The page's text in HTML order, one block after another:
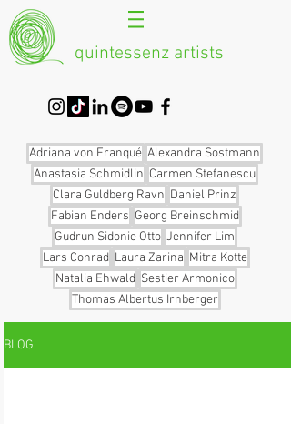
quintessenz artists
Adriana von Franqué Alexandra Sostmann
Anastasia Schmidlin Carmen Stefanescu
Clara Guldberg Ravn Daniel Prinz
Fabian Enders Georg Breinschmid
Gudrun Sidonie Otto Jennifer Lim
Lars Conrad Laura Zarina Mitra Kotte
Natalia Ehwald Sestier Armonico
Thomas Albertus Irnberger
BLOG